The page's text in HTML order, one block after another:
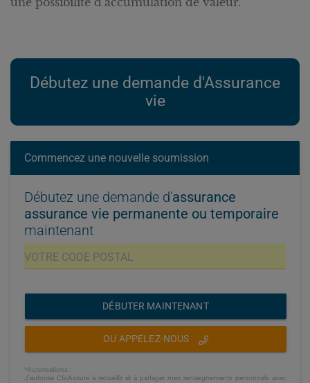
Débutez une demande d'Assurance
vie
Commencez une nouvelle soumission
Débutez une demande d'assurance
assurance vie permanente ou temporaire
maintenant
DÉBUTER MAINTENANT
OU APPELEZ-NOUS
*Autorisations :
J’autorise ClicAssure à recueillir et à partager mes renseignements personnels avec